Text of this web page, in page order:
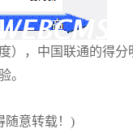
），中国联通的得分
。
随意转载！)